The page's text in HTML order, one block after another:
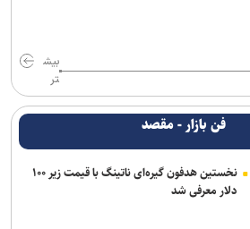
بیش
تر
فن بازار - مقصد
نخستین هدفون گیره‌ای ناتینگ با قیمت زیر ۱۰۰
دلار معرفی شد